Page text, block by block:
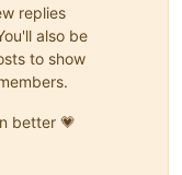
replies
also be
to show
better 💗